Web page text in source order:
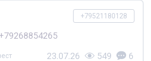
+79521180128
23.07.26 549 6